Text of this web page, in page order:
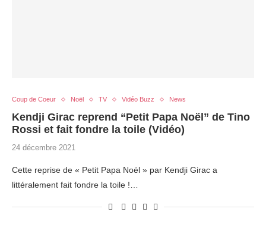
Coup de Coeur Noël TV Vidéo Buzz News
Kendji Girac reprend “Petit Papa Noël” de Tino
Rossi et fait fondre la toile (Vidéo)
24 décembre 2021
Cette reprise de « Petit Papa Noël » par Kendji Girac a
littéralement fait fondre la toile !…